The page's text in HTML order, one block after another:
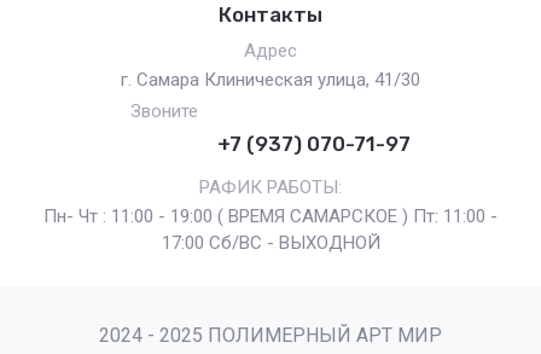
Контакты
Адрес
г. Самара Клиническая улица, 41/30
Звоните
+7 (937) 070-71-97
РАФИК РАБОТЫ:
Пн- Чт : 11:00 - 19:00 ( ВРЕМЯ САМАРСКОЕ ) Пт: 11:00 -
17:00 Сб/ВС - ВЫХОДНОЙ
2024 - 2025 ПОЛИМЕРНЫЙ АРТ МИР